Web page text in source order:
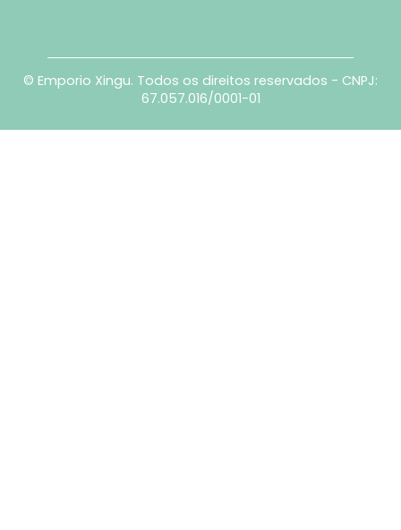
© Emporio Xingu. Todos os direitos reservados - CNPJ:
67.057.016/0001-01